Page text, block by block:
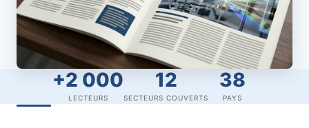
+2 000
LECTEURS
12
SECTEURS COUVERTS
38
PAYS